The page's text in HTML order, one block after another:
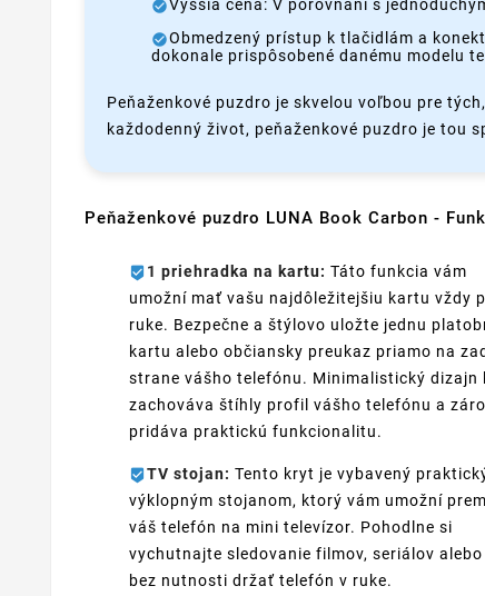
Vyššia cena: V porovnaní s
Obmedzený prístup k tlačidlám a
dokonale prispôsobené danému modelu
Peňaženkové puzdro je skvelou voľbou pre
každodenný život, peňaženkové puzdro je tou
Peňaženkové puzdro LUNA Book Carbon -
1 priehradka na kartu: Táto funkcia vám
umožní mať vašu najdôležitejšiu kartu vždy
ruke. Bezpečne a štýlovo uložte jednu
kartu alebo občiansky preukaz priamo na
strane vášho telefónu. Minimalistický dizajn
zachováva štíhly profil vášho telefónu a
pridáva praktickú funkcionalitu.
TV stojan: Tento kryt je vybavený
výklopným stojanom, ktorý vám umožní
váš telefón na mini televízor. Pohodlne si
vychutnajte sledovanie filmov, seriálov
bez nutnosti držať telefón v ruke.